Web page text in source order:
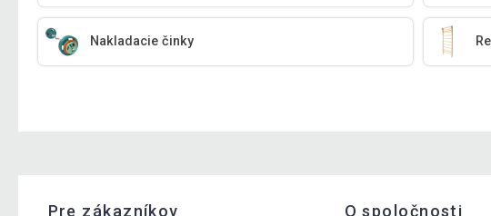
Nakladacie činky
Pre zákazníkov O spoločnosti